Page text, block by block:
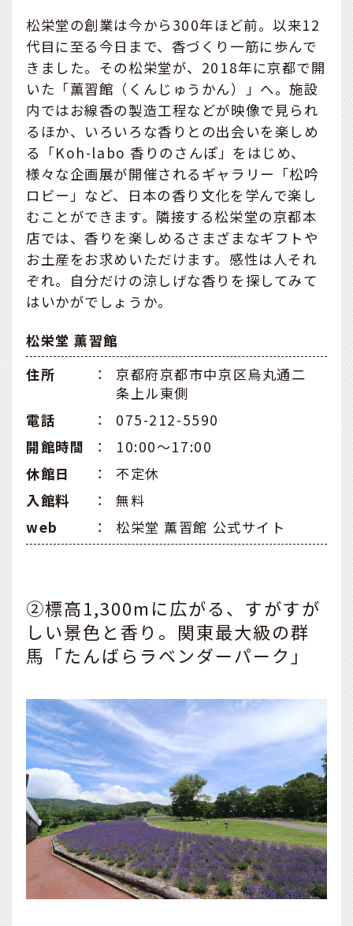
松栄堂の創業は今から300年ほど前。以来12
代目に至る今日まで、香づくり一筋に歩んで
きました。その松栄堂が、2018年に京都で開
いた「薫習館（くんじゅうかん）」へ。施設
内ではお線香の製造工程などが映像で見られ
るほか、いろいろな香りとの出会いを楽しめ
る「Koh-labo 香りのさんぽ」をはじめ、
様々な企画展が開催されるギャラリー「松吟
ロビー」など、日本の香り文化を学んで楽し
むことができます。隣接する松栄堂の京都本
店では、香りを楽しめるさまざまなギフトや
お土産をお求めいただけます。感性は人それ
ぞれ。自分だけの涼しげな香りを探してみて
はいかがでしょうか。
松栄堂 薫習館
住所
：
京都府京都市中京区烏丸通二
条上ル東側
電話
：
075-212-5590
開館時間
：
10:00～17:00
休館日
：
不定休
入館料
：
無料
web
： 松栄堂 薫習館 公式サイト
②標高1,300mに広がる、すがすが
しい景色と香り。関東最大級の群
馬「たんばらラベンダーパーク」